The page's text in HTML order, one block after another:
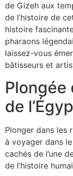
de Gizeh aux
de l’histoire de
histoire
pharaons
laissez-vous
bâtisseurs et
Plongée
de
Plonger dans les
à voyager dans
cachés de l’une
de l’histoire